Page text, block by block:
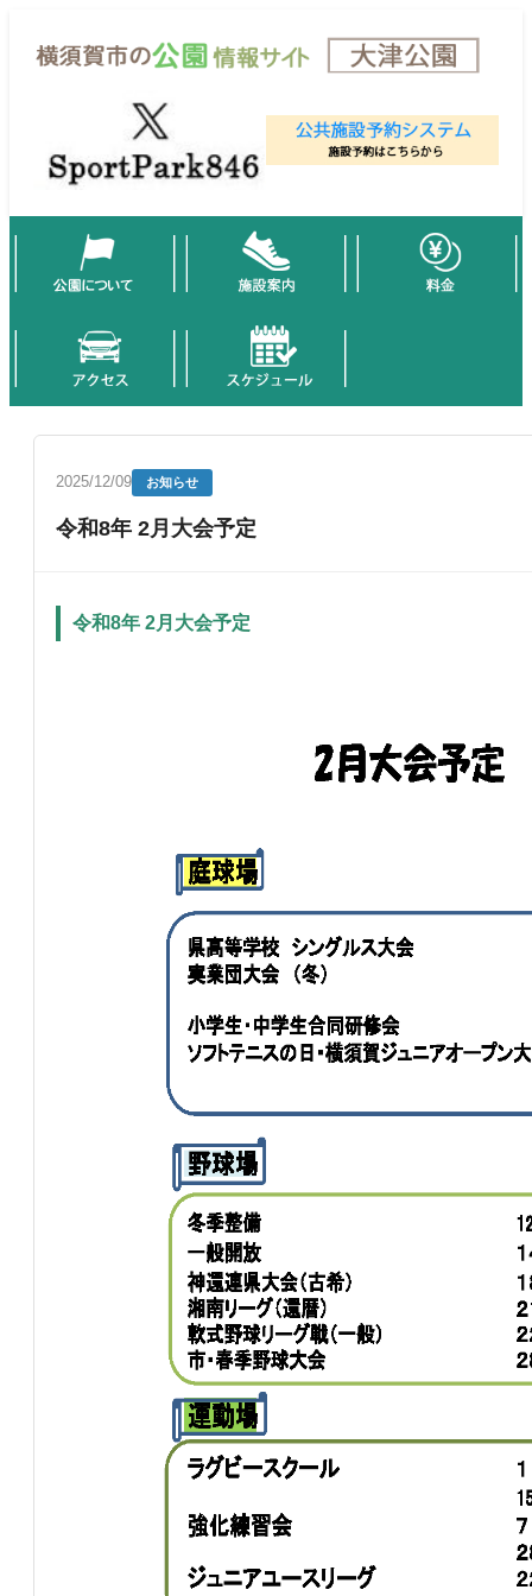
2025/12/09 お知らせ
令和8年 2月大会予定
令和8年 2月大会予定